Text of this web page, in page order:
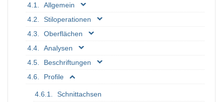
Allgemein
Stiloperationen
Oberflächen
Analysen
Beschriftungen
Profile
Schnittachsen